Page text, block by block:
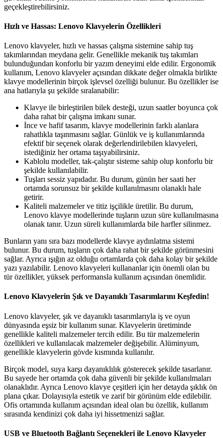
geçekleştirebilirsiniz.
Hızlı ve Hassas: Lenovo Klavyelerin Özellikleri
Lenovo klavyeler, hızlı ve hassas çalışma sistemine sahip tuş
takımlarından meydana gelir. Genellikle mekanik tuş takımları
bulunduğundan konforlu bir yazım deneyimi elde edilir. Ergonomik
kullanım, Lenovo klavyeler açısından dikkate değer olmakla birlikte
klavye modellerinin birçok işlevsel özelliği bulunur. Bu özellikler ise
ana hatlarıyla şu şekilde sıralanabilir:
Klavye ile birleştirilen bilek desteği, uzun saatler boyunca çok
daha rahat bir çalışma imkanı sunar.
İnce ve hafif tasarım, klavye modellerinin farklı alanlara
rahatlıkla taşınmasını sağlar. Günlük ve iş kullanımlarında
efektif bir seçenek olarak değerlendirilebilen klavyeleri,
istediğiniz her ortama taşıyabilirsiniz.
Kablolu modeller, tak-çalıştır sisteme sahip olup konforlu bir
şekilde kullanılabilir.
Tuşları sessiz yapıdadır. Bu durum, günün her saati her
ortamda sorunsuz bir şekilde kullanılmasını olanaklı hale
getirir.
Kaliteli malzemeler ve titiz işçilikle üretilir. Bu durum,
Lenovo klavye modellerinde tuşların uzun süre kullanılmasına
olanak tanır. Uzun süreli kullanımlarda bile harfler silinmez.
Bunların yanı sıra bazı modellerde klavye aydınlatma sistemi
bulunur. Bu durum, tuşların çok daha rahat bir şekilde görünmesini
sağlar. Ayrıca ışığın az olduğu ortamlarda çok daha kolay bir şekilde
yazı yazılabilir. Lenovo klavyeleri kullananlar için önemli olan bu
tür özellikler, yüksek performansla kullanım açısından önemlidir.
Lenovo Klavyelerin Şık ve Dayanıklı Tasarımlarını Keşfedin!
Lenovo klavyeler, şık ve dayanıklı tasarımlarıyla iş ve oyun
dünyasında eşsiz bir kullanım sunar. Klavyelerin üretiminde
genellikle kaliteli malzemeler tercih edilir. Bu tür malzemelerin
özellikleri ve kullanılacak malzemeler değişebilir. Alüminyum,
genellikle klavyelerin gövde kısmında kullanılır.
Birçok model, suya karşı dayanıklılık gösterecek şekilde tasarlanır.
Bu sayede her ortamda çok daha güvenli bir şekilde kullanılmaları
olanaklıdır. Ayrıca Lenovo klavye çeşitleri için her detayda şıklık ön
plana çıkar. Dolayısıyla estetik ve zarif bir görünüm elde edilebilir.
Ofis ortamında kullanım açısından ideal olan bu özellik, kullanım
sırasında kendinizi çok daha iyi hissetmenizi sağlar.
USB ve Bluetooth Bağlantı Seçenekleri ile Lenovo Klavyeler